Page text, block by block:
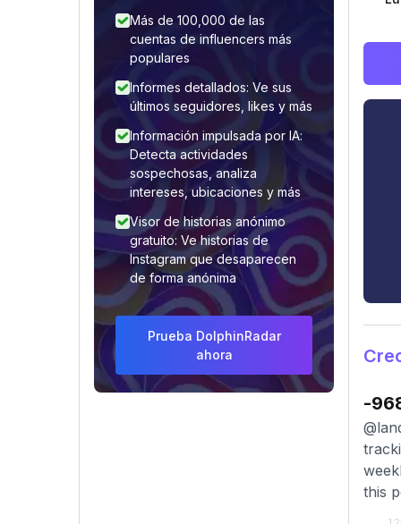
Más de 100,000 de las
cuentas de influencers más
populares
Informes detallados: Ve sus
últimos seguidores, likes y más
Información impulsada por IA:
Detecta actividades
sospechosas, analiza
intereses, ubicaciones y más
Visor de historias anónimo
gratuito: Ve historias de
Instagram que desaparecen
de forma anónima
Prueba DolphinRadar
ahora
-
this